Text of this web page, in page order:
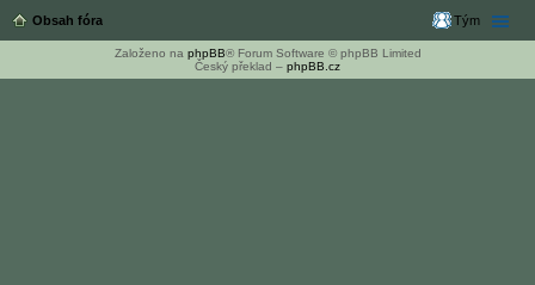
Obsah fóra Tým
Založeno na phpBB® Forum Software © phpBB Limited
Český překlad – phpBB.cz